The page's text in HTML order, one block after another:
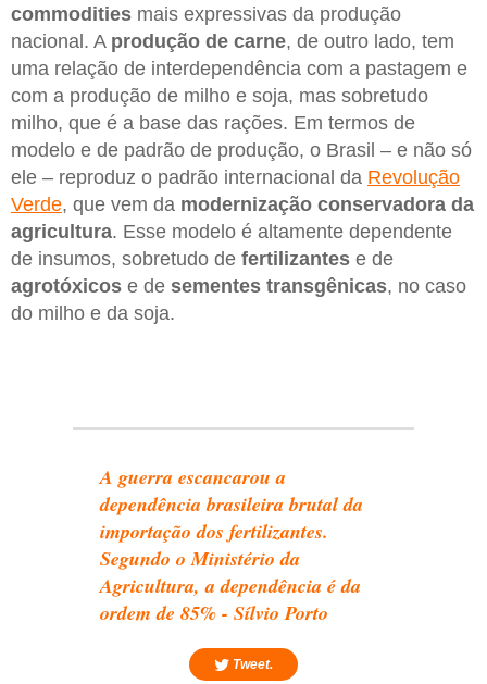
commodities mais expressivas da produção
nacional. A produção de carne, de outro lado, tem
uma relação de interdependência com a pastagem e
com a produção de milho e soja, mas sobretudo
milho, que é a base das rações. Em termos de
modelo e de padrão de produção, o Brasil – e não só
ele – reproduz o padrão internacional da Revolução
Verde, que vem da modernização conservadora da
agricultura. Esse modelo é altamente dependente
de insumos, sobretudo de fertilizantes e de
agrotóxicos e de sementes transgênicas, no caso
do milho e da soja.
A guerra escancarou a
dependência brasileira brutal da
importação dos fertilizantes.
Segundo o Ministério da
Agricultura, a dependência é da
ordem de 85% - Sílvio Porto
Tweet.